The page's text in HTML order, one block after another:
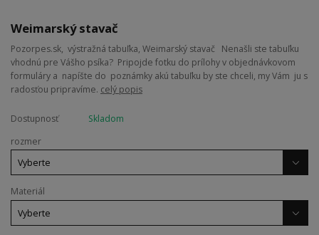
Weimarský stavač
Pozorpes.sk, výstražná tabuľka, Weimarský stavač Nenašli ste tabuľku
vhodnú pre Vášho psíka? Pripojde fotku do prílohy v objednávkovom
formuláry a napíšte do poznámky akú tabuľku by ste chceli, my Vám ju s
radosťou pripravíme. celý popis
Dostupnosť
Skladom
rozmer
Materiál